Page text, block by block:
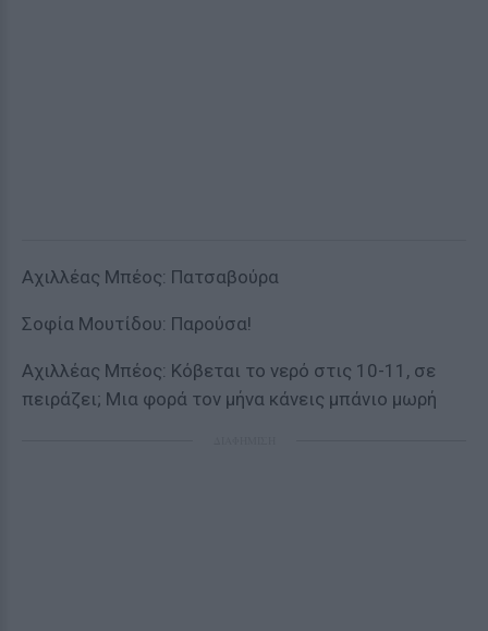
Αχιλλέας Μπέος: Πατσαβούρα
Σοφία Μουτίδου: Παρούσα!
Αχιλλέας Μπέος: Κόβεται το νερό στις 10-11, σε
πειράζει; Μια φορά τον μήνα κάνεις μπάνιο μωρή